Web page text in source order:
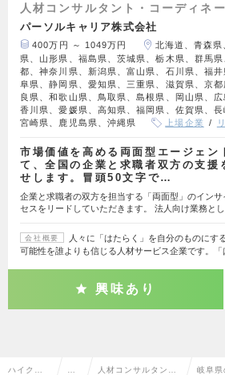
人材コンサルタント・コーディネ
パーソルキャリア株式会社
400万円 ～ 1049万円
北海道、青森県
県、山形県、福島県、茨城県、栃木県、群馬
都、神奈川県、新潟県、富山県、石川県、福
阜県、静岡県、愛知県、三重県、滋賀県、京
良県、和歌山県、鳥取県、島根県、岡山県、広
香川県、愛媛県、高知県、福岡県、佐賀県、長
宮崎県、鹿児島県、沖縄県
上場企業
市場価値を高める両面型エージェン
て、全国の企業と求職者双方の支援
せします。冒頭50文字で…
企業と求職者の双方を担当する「両面型」のイン
セスをリードしていただきます。 法人向け業務と
会社概要
人々に「はたらく」を自分のものにす
可能性を誰よりも信じる人材サービス企業です。「
興味あり
ハイクラ 人材コンサルタン 岐阜県